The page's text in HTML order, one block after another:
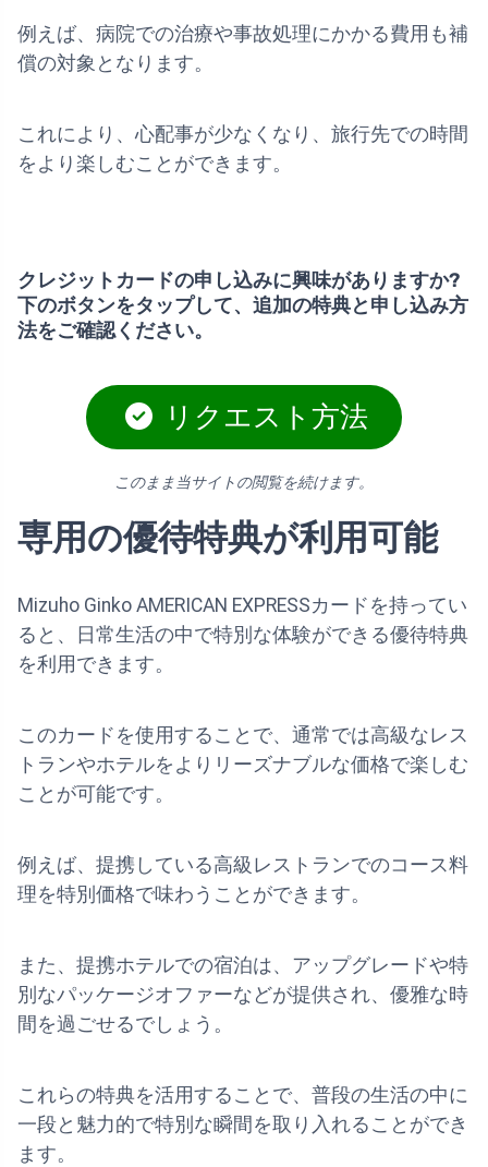
例えば、病院での治療や事故処理にかかる費用も補
償の対象となります。
これにより、心配事が少なくなり、旅行先での時間
をより楽しむことができます。
クレジットカードの申し込みに興味がありますか?
下のボタンをタップして、追加の特典と申し込み方
法をご確認ください。
リクエスト方法
このまま当サイトの閲覧を続けます。
専用の優待特典が利用可能
Mizuho Ginko AMERICAN EXPRESSカードを持ってい
ると、日常生活の中で特別な体験ができる優待特典
を利用できます。
このカードを使用することで、通常では高級なレス
トランやホテルをよりリーズナブルな価格で楽しむ
ことが可能です。
例えば、提携している高級レストランでのコース料
理を特別価格で味わうことができます。
また、提携ホテルでの宿泊は、アップグレードや特
別なパッケージオファーなどが提供され、優雅な時
間を過ごせるでしょう。
これらの特典を活用することで、普段の生活の中に
一段と魅力的で特別な瞬間を取り入れることができ
ます。